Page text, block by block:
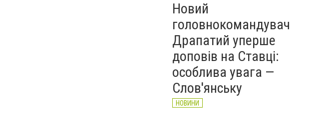
Новий
головнокомандувач
Драпатий уперше
доповів на Ставці:
особлива увага —
Слов'янську
НОВИНИ